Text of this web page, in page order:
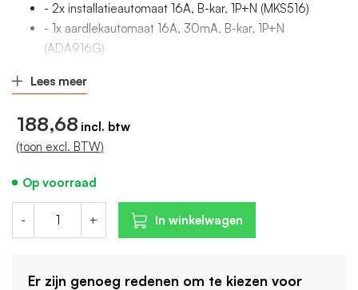
188,68
(toon excl. BTW)
- + In winkelwagen
Er zijn genoeg redenen om te kiezen voor
Op voorraad
- 2x installatieautomaat 16A, B-kar, 1P+N (MKS516)
- 1x aardlekautomaat 16A, 30mA, B-kar, 1P+N
(ADA916G)
voorzien van KEMA-KEUR
Let op :
Deze groepenkast bevat directe groep(en) die niet
Lees meer